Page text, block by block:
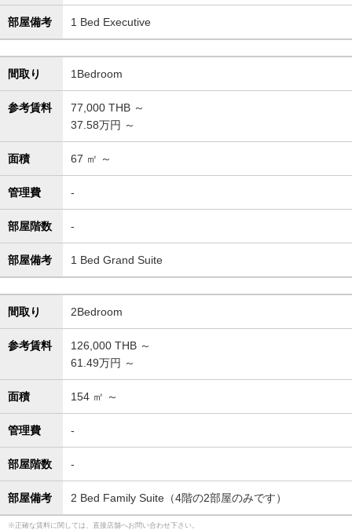
部屋備考 1 Bed Executive
間取り 1Bedroom
参考賃料 77,000 THB ～
37.58万円 ～
面積 67 ㎡ ～
管理費 -
部屋階数 -
部屋備考 1 Bed Grand Suite
間取り 2Bedroom
参考賃料 126,000 THB ～
61.49万円 ～
面積 154 ㎡ ～
管理費 -
部屋階数 -
部屋備考 2 Bed Family Suite（4階の2部屋のみです）
正確な賃料に関しては、直接店舗へお問い合わせ下さい。